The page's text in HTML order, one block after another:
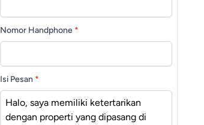
Nomor Handphone *
Isi Pesan *